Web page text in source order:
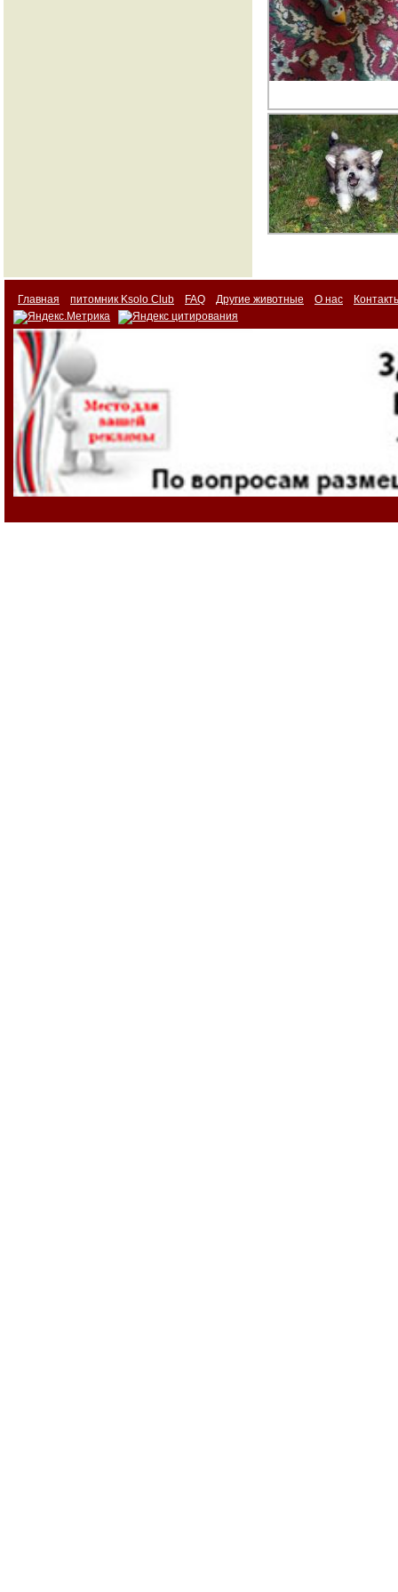
Главная питомник Ksolo Club FAQ Другие животные О нас